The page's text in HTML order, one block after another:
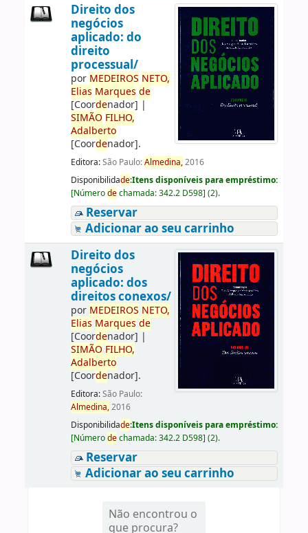
Direito dos
negócios
aplicado: do
direito
processual/
por MEDEIROS NETO,
Elias Marques de
[Coordenador] |
SIMÃO FILHO,
Adalberto
[Coordenador].
Editora:São Paulo:Almedina,2016
Disponibilidade:Itens disponíveis para empréstimo:
[Númerodechamada:342.2 D598] (2).
Reservar
Adicionar ao seu carrinho
Direito dos
negócios
aplicado: dos
direitos conexos/
por MEDEIROS NETO,
Elias Marques de
[Coordenador] |
SIMÃO FILHO,
Adalberto
[Coordenador].
Editora:São Paulo:
Almedina,2016
Disponibilidade:Itens disponíveis para empréstimo:
[Númerodechamada:342.2 D598] (2).
Reservar
Adicionar ao seu carrinho
Não encontrou o
que procura?